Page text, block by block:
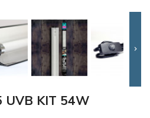

UVB KIT 54W